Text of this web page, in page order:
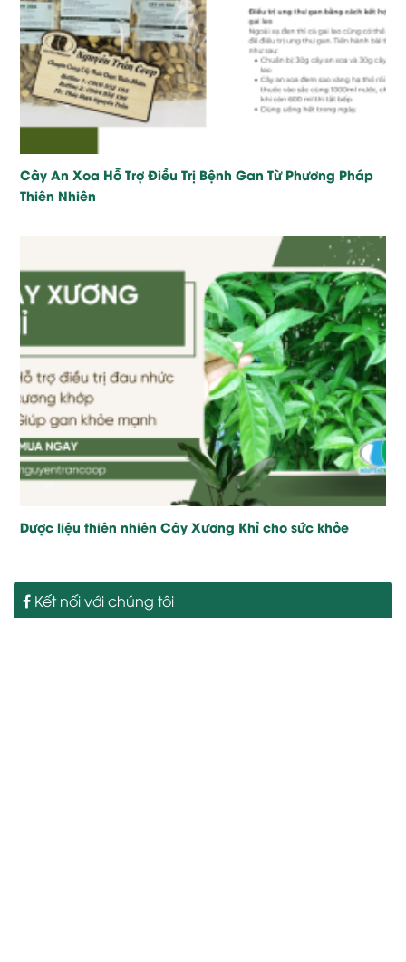
Cây An Xoa Hỗ Trợ Điều Trị Bệnh Gan Từ Phương Pháp
Thiên Nhiên
Dược liệu thiên nhiên Cây Xương Khỉ cho sức khỏe
Kết nối với chúng tôi